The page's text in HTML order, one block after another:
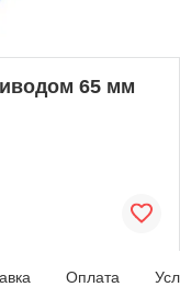
65 мм
Оплата